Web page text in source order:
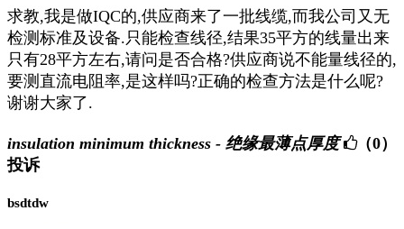
求教,我是做IQC的,供应商来了一批线缆,而我公司又无
检测标准及设备.只能检查线径,结果35平方的线量出来
只有28平方左右,请问是否合格?供应商说不能量线径的,
要测直流电阻率,是这样吗?正确的检查方法是什么呢?
谢谢大家了.
insulation minimum thickness - 绝缘最薄点厚度
（0）
投诉
bsdtdw